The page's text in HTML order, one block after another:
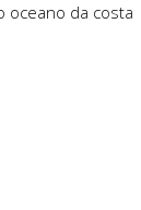
oceano da costa